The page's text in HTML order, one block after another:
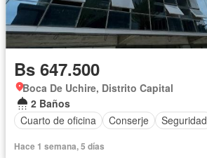
Bs 647.500
Boca De Uchire, Distrito Capital
2 Baños
Cuarto de oficina
Conserje Seguridad
Hace 1 semana, 5 días